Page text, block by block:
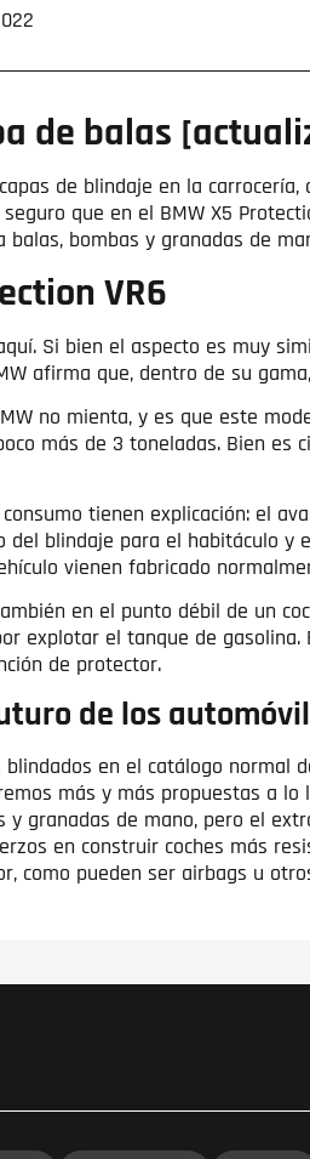
de balas
de blindaje en la
que en el BMW X5
bombas y granadas de
VR6
Si bien el aspecto es muy
afirma que, dentro de su
no mienta, y es que este
más de 3 toneladas. Bien
tienen explicación: el
del blindaje para el habitáculo
vienen fabricado
en el punto débil de un
explotar el tanque de
de protector.
de los
blindados en el catálogo
más y más propuestas a
granadas de mano, pero el
en construir coches más
como pueden ser airbags u